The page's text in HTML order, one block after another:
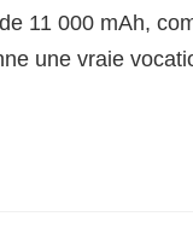
11 000 mAh,
une vraie